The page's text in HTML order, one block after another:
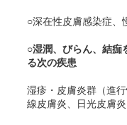
○深在性皮膚感染症、
○湿潤、びらん、結痂
る次の疾患
湿疹・皮膚炎群（進
線皮膚炎、日光皮膚炎